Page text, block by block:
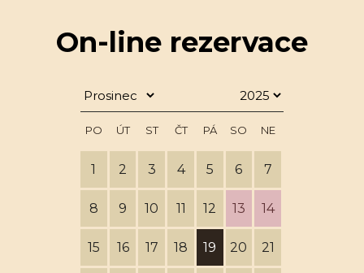
On-line rezervace
PO ÚT ST ČT PÁ SO NE
1 2 3 4 5 6 7
8 9 10 11 12 13 14
15 16 17 18 19 20 21